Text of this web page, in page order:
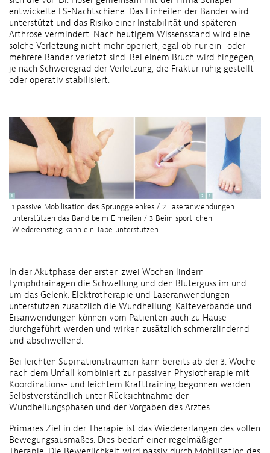
entwickelte FS-Nachtschiene. Das Einheilen der Bänder wird
unterstützt und das Risiko einer Instabilität und späteren
Arthrose vermindert. Nach heutigem Wissensstand wird eine
solche Verletzung nicht mehr operiert, egal ob nur ein- oder
mehrere Bänder verletzt sind. Bei einem Bruch wird hingegen,
je nach Schweregrad der Verletzung, die Fraktur ruhig gestellt
oder operativ stabilisiert.
1 passive Mobilisation des Sprunggelenkes / 2 Laseranwendungen
unterstützen das Band beim Einheilen / 3 Beim sportlichen
Wiedereinstieg kann ein Tape unterstützen
In der Akutphase der ersten zwei Wochen lindern
Lymphdrainagen die Schwellung und den Bluterguss im und
um das Gelenk. Elektrotherapie und Laseranwendungen
unterstützen zusätzlich die Wundheilung. Kälteverbände und
Eisanwendungen können vom Patienten auch zu Hause
durchgeführt werden und wirken zusätzlich schmerzlindernd
und abschwellend.
Bei leichten Supinationstraumen kann bereits ab der 3. Woche
nach dem Unfall kombiniert zur passiven Physiotherapie mit
Koordinations- und leichtem Krafttraining begonnen werden.
Selbstverständlich unter Rücksichtnahme der
Wundheilungsphasen und der Vorgaben des Arztes.
Primäres Ziel in der Therapie ist das Wiedererlangen des vollen
Bewegungsausmaßes. Dies bedarf einer regelmäßigen